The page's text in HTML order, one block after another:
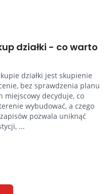
działki - co warto
działki jest skupienie
bez sprawdzenia planu
miejscowy decyduje, co
wybudować, a czego
pozwala uniknąć
...